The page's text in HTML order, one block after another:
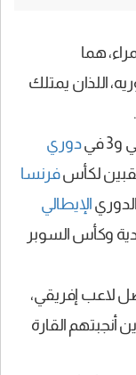
هما
اللذان يمتلك
دوري
فرنسا
الإيطالي
وكأس السوبر
لاعب إفريقي،
أنجبتهم القارة